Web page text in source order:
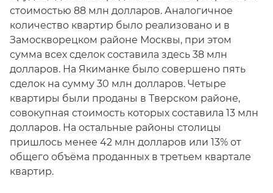
стоимостью 88 млн долларов. Аналогичное
количество квартир было реализовано и в
Замоскворецком районе Москвы, при этом
сумма всех сделок составила здесь 38 млн
долларов. На Якиманке было совершено пять
сделок на сумму 30 млн долларов. Четыре
квартиры были проданы в Тверском районе,
совокупная стоимость которых составила 13 млн
долларов. На остальные районы столицы
пришлось менее 42 млн долларов или 13% от
общего объёма проданных в третьем квартале
квартир.